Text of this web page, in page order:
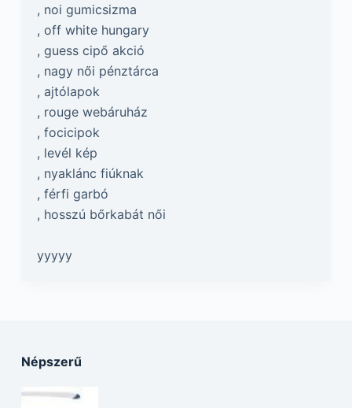
, noi gumicsizma
, off white hungary
, guess cipő akció
, nagy női pénztárca
, ajtólapok
, rouge webáruház
, focicipok
, levél kép
, nyaklánc fiúknak
, férfi garbó
, hosszú bőrkabát női
yyyyy
Népszerű